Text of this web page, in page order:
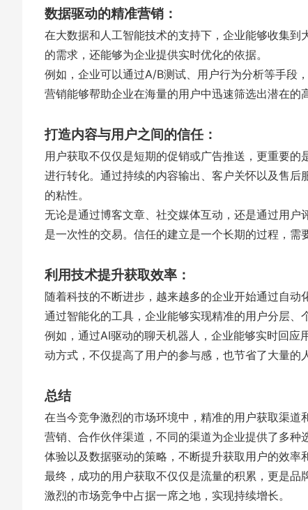
数据驱动的精准营销：
在大数据和人工智能技术的支持下，企业能够收集
的需求，还能够为企业提供实时优化的依据。
例如，企业可以通过A/B测试、用户行为分析等手段
营销能够帮助企业在海量的用户中迅速筛选出潜在的
打造内容与用户之间的信任：
用户获取不仅仅是短期的促销或广告推送，更重要
进行转化。通过持续的内容输出、客户关怀以及售
的粘性。
无论是通过博客文章、社交媒体互动，还是通过用
是一次性的交易。信任的建立是一个长期的过程，需
利用技术提升获取效率：
随着科技的不断进步，越来越多的企业开始通过自动
通过智能化的工具，企业能够实现精准的用户分层、
例如，通过AI驱动的聊天机器人，企业能够实时回
动方式，不仅提高了用户的参与感，也节省了大量的
总结
在当今竞争激烈的市场环境中，精准的用户获取渠
营销、合作伙伴渠道，不同的渠道为企业提供了多
体验以及数据驱动的策略，不断提升获取用户的效率
最终，成功的用户获取不仅仅是流量的积累，更是
激烈的市场竞争中占据一席之地，实现持续增长。